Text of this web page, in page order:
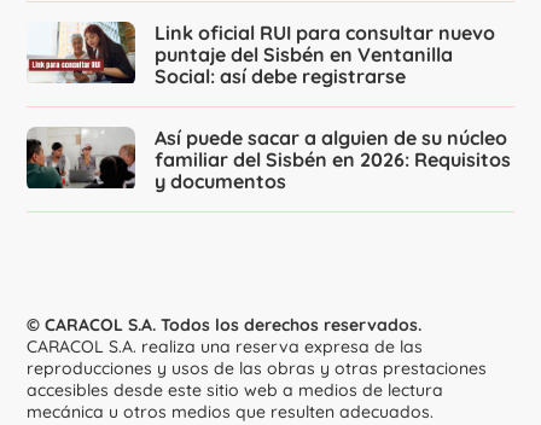
Link oficial RUI para consultar nuevo
puntaje del Sisbén en Ventanilla
Social: así debe registrarse
Así puede sacar a alguien de su núcleo
familiar del Sisbén en 2026: Requisitos
y documentos
© CARACOL S.A. Todos los derechos reservados.
CARACOL S.A. realiza una reserva expresa de las
reproducciones y usos de las obras y otras prestaciones
accesibles desde este sitio web a medios de lectura
mecánica u otros medios que resulten adecuados.